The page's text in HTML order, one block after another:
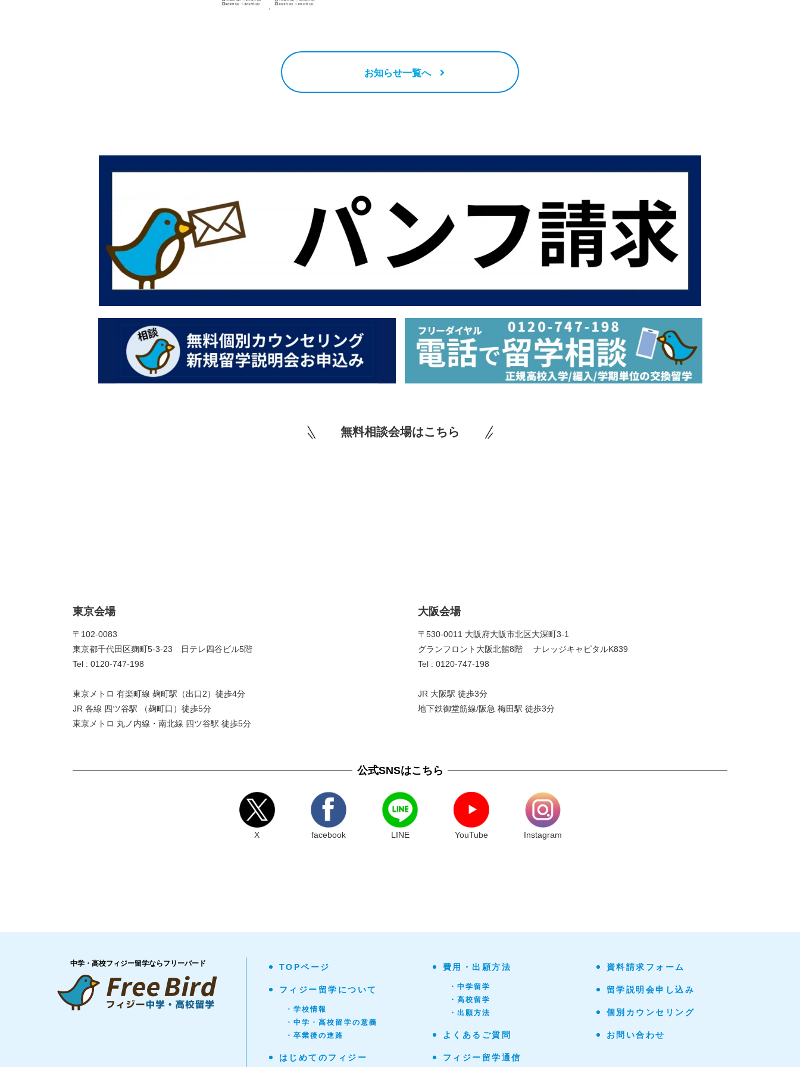
お知らせ一覧へ
無料相談会場はこちら
東京会場
〒102-0083
東京都千代田区麹町5-3-23 日テレ四谷ビル5階
Tel : 0120-747-198
東京メトロ 有楽町線 麹町駅（出口2）徒歩4分
JR 各線 四ツ谷駅 （麹町口）徒歩5分
東京メトロ 丸ノ内線・南北線 四ツ谷駅 徒歩5分
大阪会場
〒530-0011 大阪府大阪市北区大深町3-1
グランフロント大阪北館8階 ナレッジキャピタルK839
Tel : 0120-747-198
JR 大阪駅 徒歩3分
地下鉄御堂筋線/阪急 梅田駅 徒歩3分
公式SNSはこちら
X facebook LINE YouTube Instagram
中学・高校フィジー留学ならフリーバード TOPページ
フィジー留学について
・学校情報
・中学・高校留学の意義
・卒業後の進路
はじめてのフィジー
費用・出願方法
・中学留学
・高校留学
・出願方法
よくあるご質問
フィジー留学通信
資料請求フォーム
留学説明会申し込み
個別カウンセリング
お問い合わせ